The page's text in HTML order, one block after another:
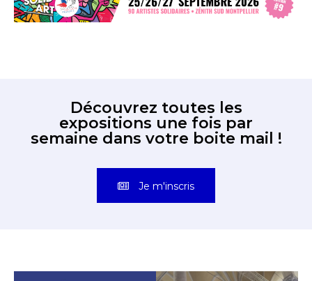
Découvrez toutes les
expositions une fois par
semaine dans votre boite mail !
Je m'inscris